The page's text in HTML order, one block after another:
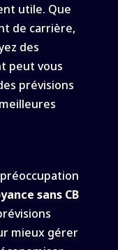
utile. Que
de carrière,
des
peut vous
prévisions
sans CB
mieux gérer